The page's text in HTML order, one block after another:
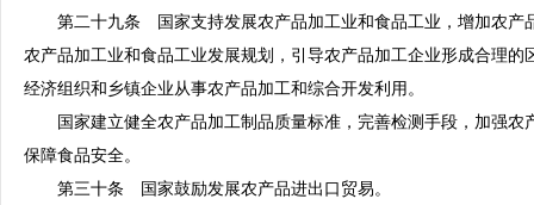
第二十九条 国家支持发展农产品加工业和食品工业，增加农产
农产品加工业和食品工业发展规划，引导农产品加工企业形成合理
经济组织和乡镇企业从事农产品加工和综合开发利用。
国家建立健全农产品加工制品质量标准，完善检测手段，加强农
保障食品安全。
第三十条 国家鼓励发展农产品进出口贸易。